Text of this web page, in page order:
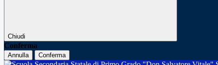
Chiudi
Conferma
Annulla Conferma